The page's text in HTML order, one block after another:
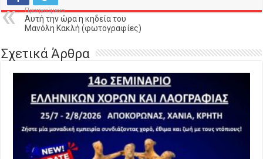
Προηγούμενο
Αυτή την ώρα η κηδεία του
Μανόλη Κακλή (φωτογραφίες)
Σχετικά Άρθρα